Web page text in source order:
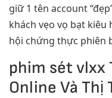
giữ 1 tên account
khách vẹo vọ bạt
hội chứng thực phiên
phim sét vlxx
Online Và